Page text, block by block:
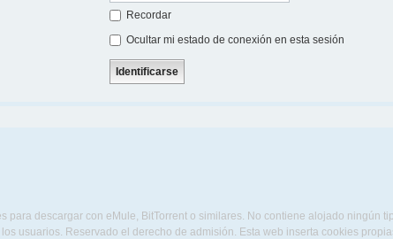
Recordar
Ocultar mi estado de conexión en esta sesión
para descargar con eMule, BitTorrent o similares. No contiene alojado ningún
usuarios. Reservado el derecho de admisión. Esta web inserta cookies